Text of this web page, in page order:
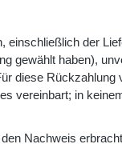
der
gewählt haben),
diese
vereinbart; in
Nachweis